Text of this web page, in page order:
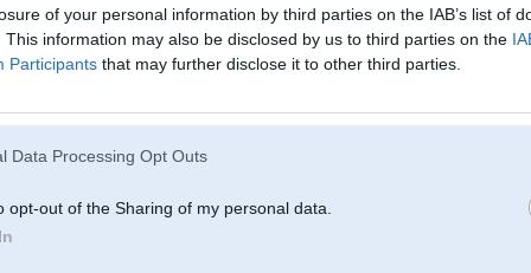
of your personal information by third parties on the IAB’s list of
This information may also be disclosed by us to third parties on the
Participants that may further disclose it to other third parties.
Data Processing Opt Outs
opt-out of the Sharing of my personal data.
May 2008, 20:34
May 2008, 18:53
2008, 16:22
ko darīt (gribēju teikt, vēl tālāk pēc traktora būs jāiet)